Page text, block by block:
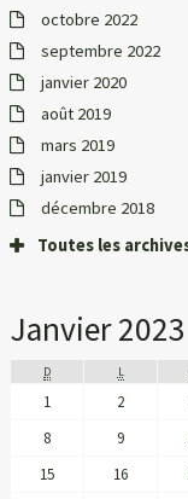
octobre 2022
septembre 2022
janvier 2020
août 2019
mars 2019
janvier 2019
décembre 2018
Toutes les
Janvier 2023
D L
1 2
8
9
15
16